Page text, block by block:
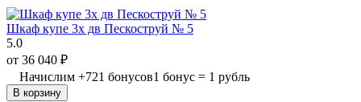
Шкаф купе 3х дв Пескоструй № 5
5.0
от 36 040 ₽
Начислим +721 бонусов1 бонус = 1 рубль
В корзину